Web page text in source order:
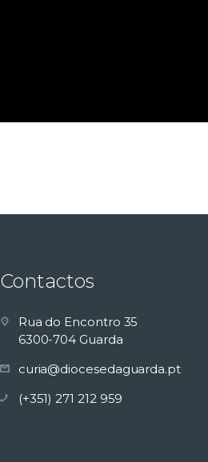
Contactos
Rua do Encontro 35
6300-704 Guarda
curia@diocesedaguarda.pt
(+351) 271 212 959